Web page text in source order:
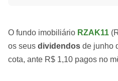
O fundo imobiliário RZAK11
os seus dividendos de junho
cota, ante R$ 1,10 pagos no